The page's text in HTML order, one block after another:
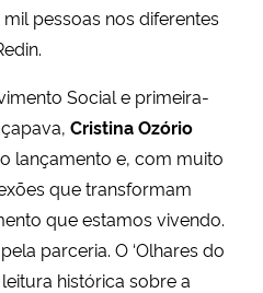
pessoas nos diferentes
Social e primeira-
Cristina Ozório
lançamento e, com muito
que transformam
que estamos vivendo.
parceria. O ‘Olhares do
histórica sobre a